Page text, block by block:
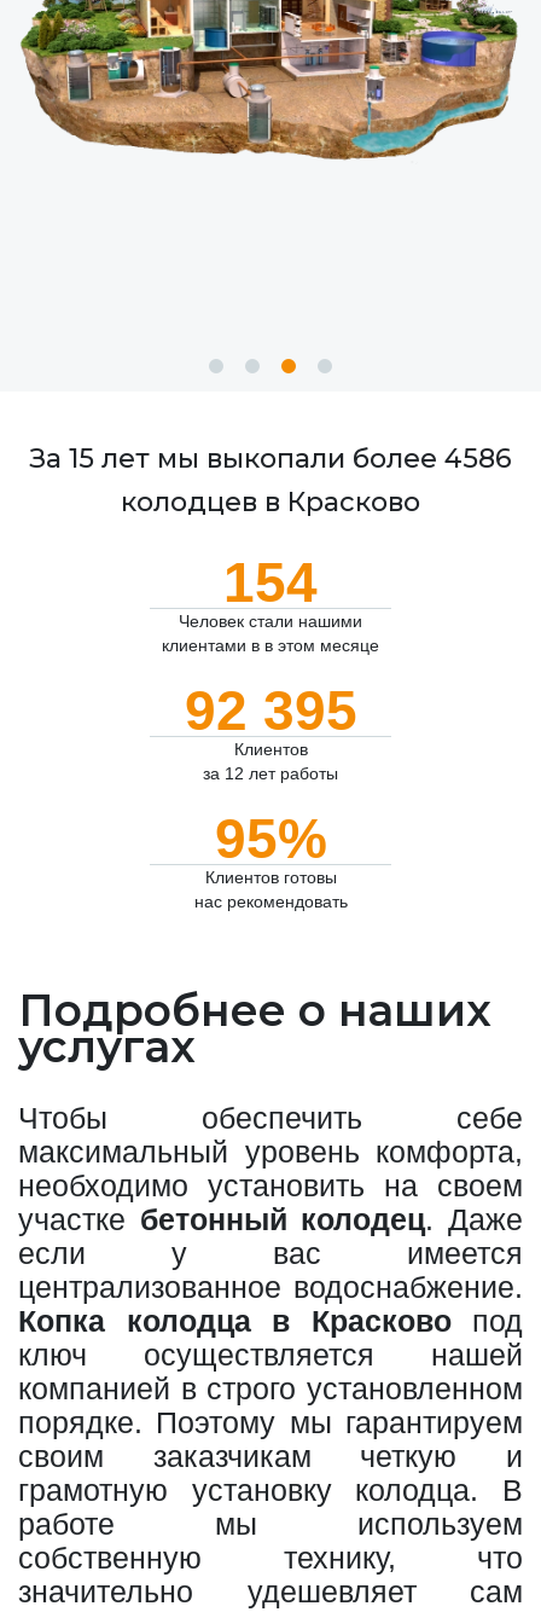
За 15 лет мы выкопали более 4586
колодцев в Красково
154
Человек стали нашими
клиентами в в этом месяце
92 395
Клиентов
за 12 лет работы
95%
Клиентов готовы
нас рекомендовать
Подробнее о наших
услугах
Чтобы обеспечить себе
максимальный уровень комфорта,
необходимо установить на своем
участке бетонный колодец. Даже
если у вас имеется
централизованное водоснабжение.
Копка колодца в Красковопод
ключ осуществляется нашей
компанией в строго установленном
порядке. Поэтому мы гарантируем
своим заказчикам четкую и
грамотную установку колодца. В
работе мы используем
собственную технику, что
значительно удешевляет сам